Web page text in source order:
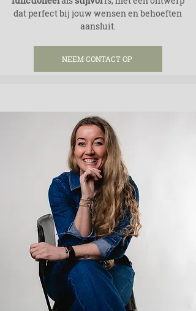
dat perfect bij jouw wensen en behoeften
aansluit.
NEEM CONTACT OP